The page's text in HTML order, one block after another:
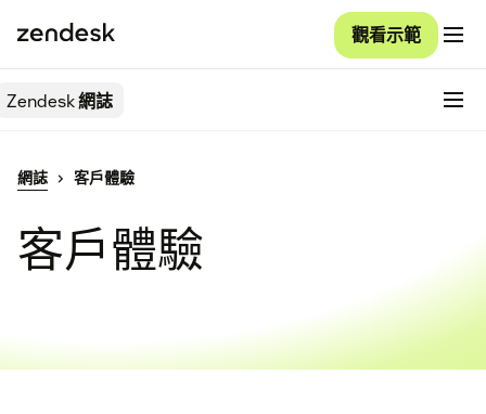
觀看示範
Zendesk網誌
網誌 客戶體驗
客戶體驗